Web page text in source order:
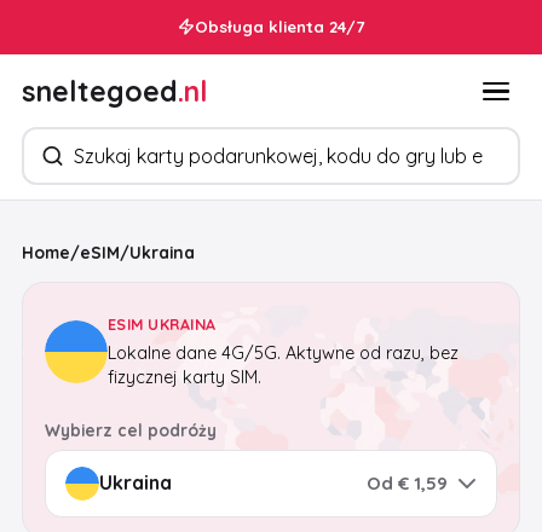
Obsługa klienta 24/7
sneltegoed.nl
Szukaj produktów
Home/eSIM/Ukraina
ESIM UKRAINA
Lokalne dane 4G/5G. Aktywne od razu, bez
fizycznej karty SIM.
Wybierz cel podróży
Od € 1,59